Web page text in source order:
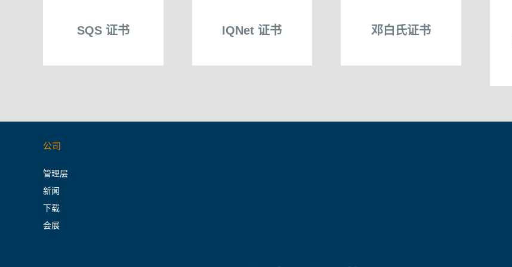
SQS 证书 IQNet 证书 邓白氏证书
公司
管理层
新闻
下载
会展